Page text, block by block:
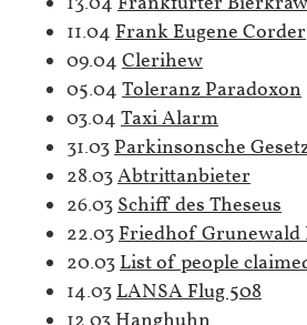
11.04 Frank Eugene Corder
09.04 Clerihew
05.04 Toleranz Paradoxon
03.04 Taxi Alarm
31.03Parkinsonsche
28.03Abtrittanbieter
26.03Schiff des Theseus
22.03Friedhof Grunewald
20.03List of people
14.03LANSA Flug 508